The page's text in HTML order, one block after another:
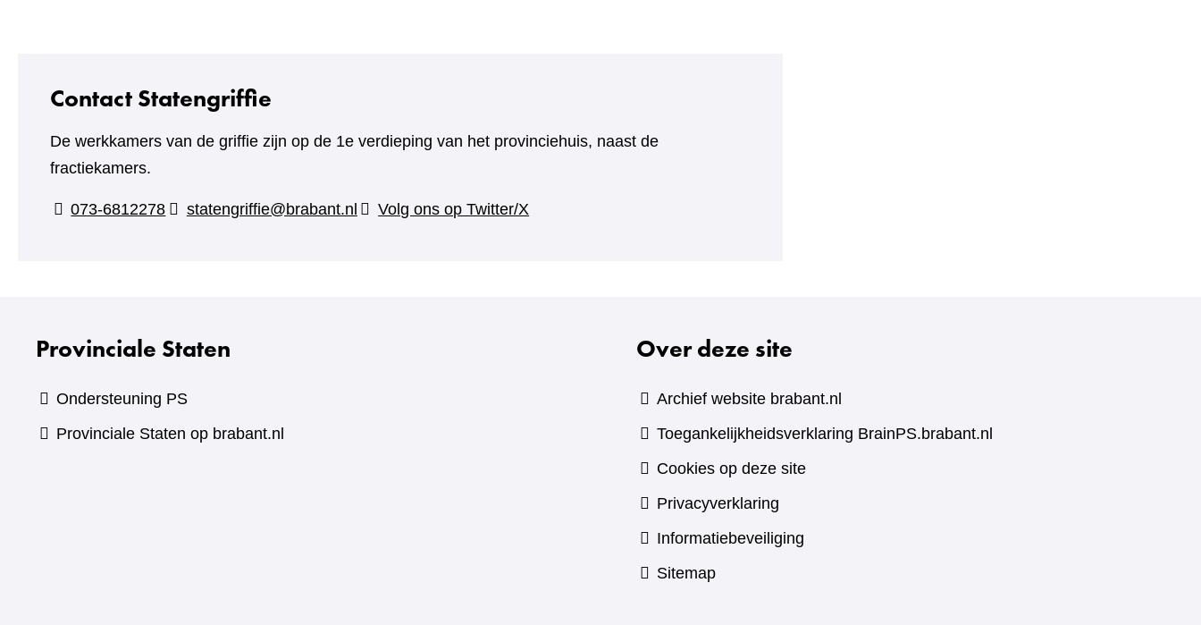
Contact Statengriffie
De werkkamers van de griffie zijn op de 1e verdieping van het provinciehuis, naast de
fractiekamers.
073-6812278 statengriffie@brabant.nl Volg ons op Twitter/X
Provinciale Staten
Ondersteuning PS
Provinciale Staten op brabant.nl
Over deze site
Archief website brabant.nl
Toegankelijkheidsverklaring BrainPS.brabant.nl
Cookies op deze site
Privacyverklaring
Informatiebeveiliging
Sitemap